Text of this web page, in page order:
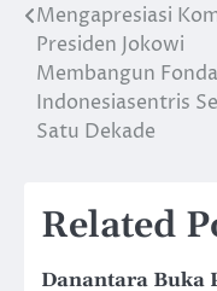
Post
navigation
Mengapresiasi
Presiden Jokowi
Membangun
Indonesiasentris
Satu Dekade
Related
Danantara Buka